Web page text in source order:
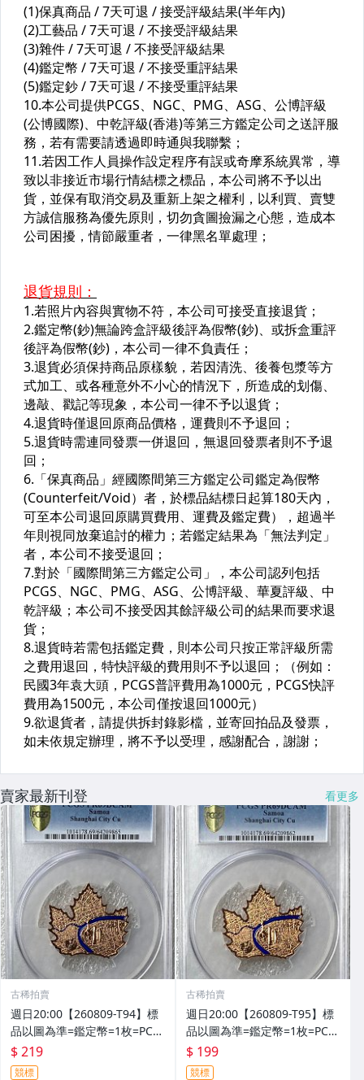
賣家最新刊登 看更多
古稀拍賣
週日20:00【260809-T94】標
品以圖為準=鑑定幣=1枚=PCG
S PR69DCAM=2022年摩薩亞
伊莉莎白二世20美分銅幣
$ 219
競標
古稀拍賣
週日20:00【260809-T95】標
品以圖為準=鑑定幣=1枚=PCG
S PR69DCAM=2022年摩薩亞
伊莉莎白二世20美分銅幣
$ 199
競標